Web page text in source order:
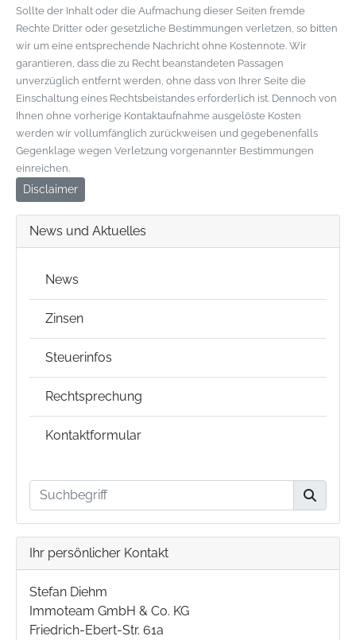
Sollte der Inhalt oder die Aufmachung dieser Seiten fremde
Rechte Dritter oder gesetzliche Bestimmungen verletzen, so bitten
wir um eine entsprechende Nachricht ohne Kostennote. Wir
garantieren, dass die zu Recht beanstandeten Passagen
unverzüglich entfernt werden, ohne dass von Ihrer Seite die
Einschaltung eines Rechtsbeistandes erforderlich ist. Dennoch von
Ihnen ohne vorherige Kontaktaufnahme ausgelöste Kosten
werden wir vollumfänglich zurückweisen und gegebenenfalls
Gegenklage wegen Verletzung vorgenannter Bestimmungen
einreichen.
Disclaimer
News und Aktuelles
News
Zinsen
Steuerinfos
Rechtsprechung
Kontaktformular
Ihr persönlicher Kontakt
Stefan Diehm
Immoteam GmbH & Co. KG
Friedrich-Ebert-Str. 61a